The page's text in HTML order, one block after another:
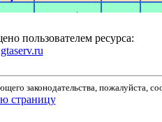
пользователем ресурса:
законодательства, пожалуйста,
страницу